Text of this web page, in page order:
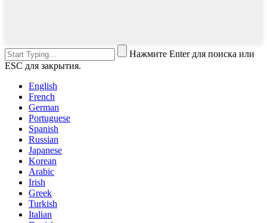
Нажмите Enter для поиска или
ESC для закрытия.
English
French
German
Portuguese
Spanish
Russian
Japanese
Korean
Arabic
Irish
Greek
Turkish
Italian